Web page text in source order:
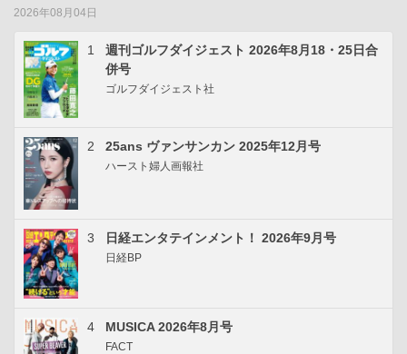
2026年08月04日
1
週刊ゴルフダイジェスト 2026年8月18・25日合
併号
ゴルフダイジェスト社
2 25ans ヴァンサンカン 2025年12月号
ハースト婦人画報社
3 日経エンタテインメント！ 2026年9月号
日経BP
4 MUSICA 2026年8月号
FACT